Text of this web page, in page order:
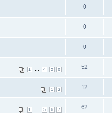
0
0
0
1 4 5 6 52
1 2 12
1 5 6 7 62